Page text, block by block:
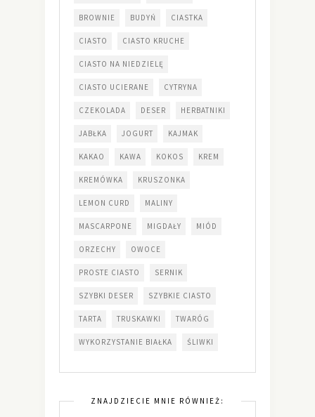
BROWNIE BUDYŃ CIASTKA
CIASTO CIASTO KRUCHE
CIASTO NA NIEDZIELĘ
CIASTO UCIERANE CYTRYNA
CZEKOLADA DESER HERBATNIKI
JABŁKA JOGURT KAJMAK
KAKAO KAWA KOKOS KREM
KREMÓWKA KRUSZONKA
LEMON CURD MALINY
MASCARPONE MIGDAŁY MIÓD
ORZECHY OWOCE
PROSTE CIASTO SERNIK
SZYBKI DESER SZYBKIE CIASTO
TARTA TRUSKAWKI TWARÓG
WYKORZYSTANIE BIAŁKA ŚLIWKI
ZNAJDZIECIE MNIE RÓWNIEŻ: